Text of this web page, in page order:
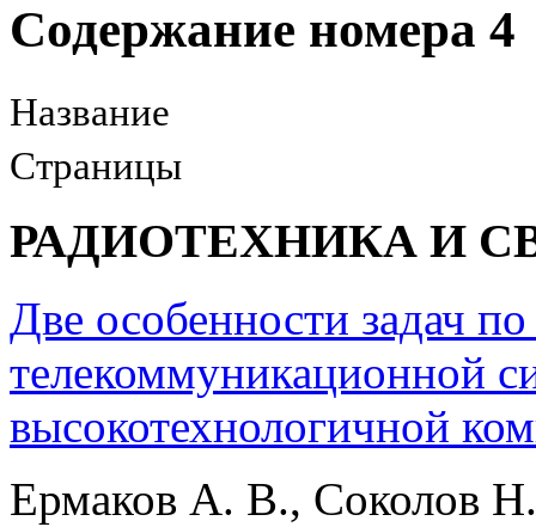
Содержание номера 4
Название
Страницы
РАДИОТЕХНИКА И
Две особенности задач
телекоммуникационной
высокотехнологичной
Ермаков А. В., Соколов